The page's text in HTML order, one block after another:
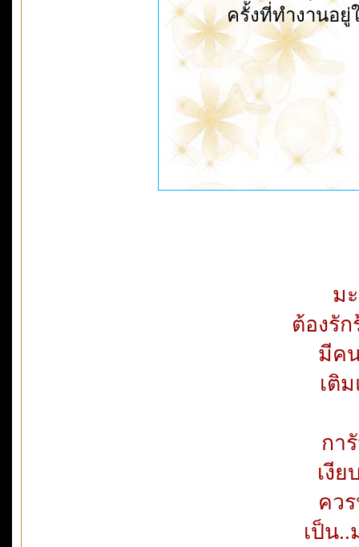
ครั้งที่ทำงานอยู่
ม
ต้องรั
มีค
เติ
กา
เงี
คว
เป็น